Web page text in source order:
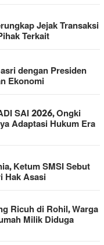
Jejak Transaksi
Terkait
dengan Presiden
Ekonomi
SAI 2026, Ongki
Adaptasi Hukum Era
Ketum SMSI Sebut
Hak Asasi
Ricuh di Rohil, Warga
Milik Diduga